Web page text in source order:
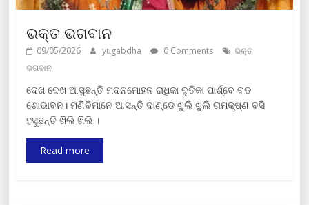
ଭକ୍ତ ଭଗବାନ
09/05/2026 yugabdha 0 Comments
ଭକ୍ତ
ଭଗବାନ
ଦେଖ ଦେଖ ଆସୁଛନ୍ତି ମଦନମୋହନ ରାଧିକା ଦୁତିକା ପାର୍ଶ୍ବେ ବଡ
ଶୋଭାବନ। ମଣିବିମାନେ ଆସନ୍ତି ଦାଣ୍ଡେ ଝୁଲି ଝୁଲି ରାମକୃଷ୍ଣ ବସି
ହସୁଛନ୍ତି ଖିଲି ଖିଲି ।
Read more